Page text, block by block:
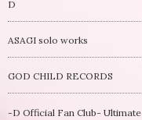
D
ASAGI solo works
GOD CHILD RECORDS
-D Official Fan Club- Ultimate